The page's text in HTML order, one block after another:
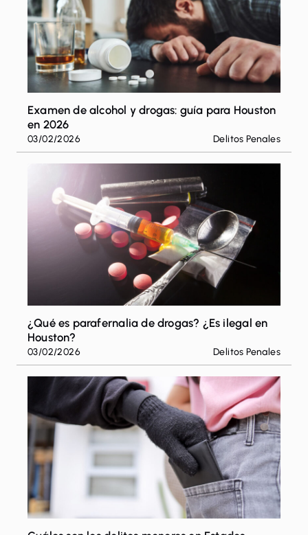
Examen de alcohol y drogas: guía para Houston
en 2026
03/02/2026 Delitos Penales
¿Qué es parafernalia de drogas? ¿Es ilegal en
Houston?
03/02/2026 Delitos Penales